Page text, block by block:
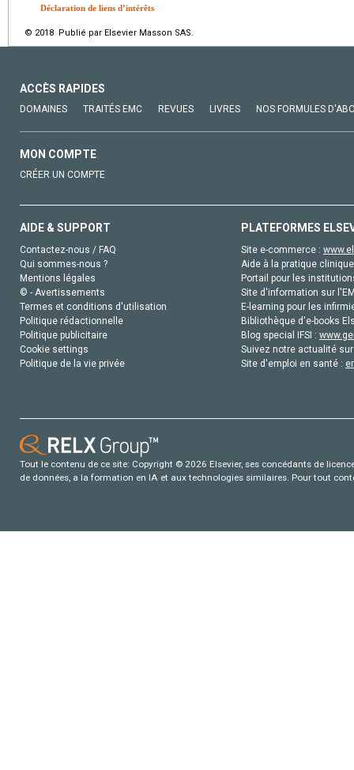
Déclaration de liens d’intérêts
© 2018 Publié par Elsevier Masson SAS.
ACCÈS RAPIDES
DOMAINES TRAITÉS EMC REVUES LIVRES NOS FORMULES
MON COMPTE
CRÉER UN COMPTE
AIDE & SUPPORT
Contactez-nous / FAQ
Qui sommes-nous ?
Mentions légales
© - Avertissements
Termes et conditions d'utilisation
Politique rédactionnelle
Politique publicitaire
Cookie settings
Politique de la vie privée
PLATEFORMES
Site e-commerce :
Aide à la pratique
Portail pour les
Site d'information sur
E-learning pour les
Bibliothèque d'e-books
Blog special IFSI :
Suivez notre actualité
Site d'emploi en santé :
Tout le contenu de ce site: Copyright © 2026 Elsevier, ses concédants de
de données, a la formation en IA et aux technologies similaires. Pour tout